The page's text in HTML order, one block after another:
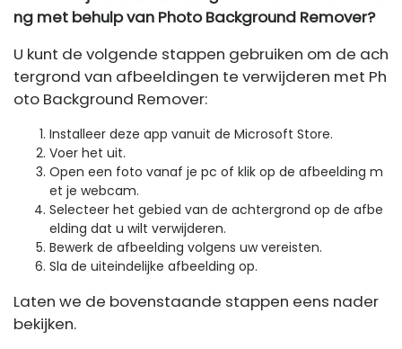
ng met behulp van Photo Background Remover?
U kunt de volgende stappen gebruiken om de ach
tergrond van afbeeldingen te verwijderen met Ph
oto Background Remover:
Installeer deze app vanuit de Microsoft Store.
Voer het uit.
Open een foto vanaf je pc of klik op de afbeelding m
et je webcam.
Selecteer het gebied van de achtergrond op de afbe
elding dat u wilt verwijderen.
Bewerk de afbeelding volgens uw vereisten.
Sla de uiteindelijke afbeelding op.
Laten we de bovenstaande stappen eens nader
bekijken.